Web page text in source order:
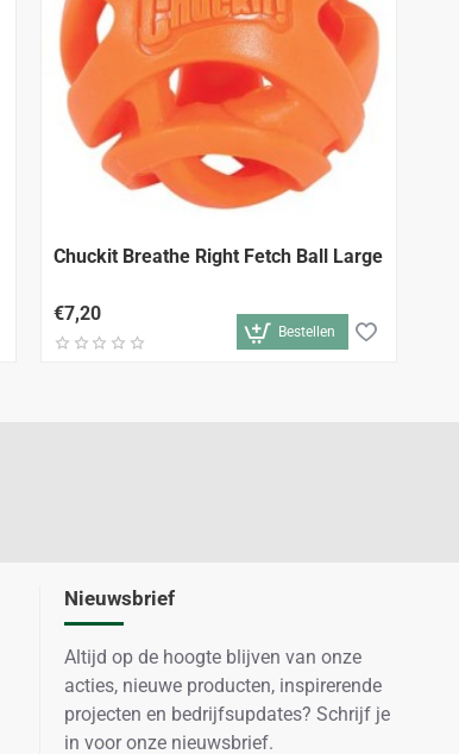
Chuckit Breathe Right Fetch Ball Large
€7,20
Bestellen
Nieuwsbrief
Altijd op de hoogte blijven van onze
acties, nieuwe producten, inspirerende
projecten en bedrijfsupdates? Schrijf je
in voor onze nieuwsbrief.